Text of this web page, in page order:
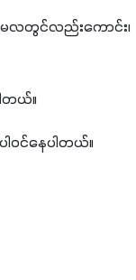
ေလတွင်လည်းကောင်း၊
တယ်။
ဝင်နေပါတယ်။